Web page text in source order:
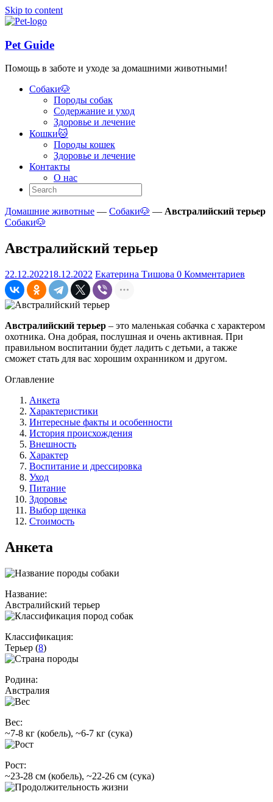
Skip to content
Pet Guide
Помощь в заботе и уходе за домашними животными!
Собаки🐶
Породы собак
Содержание и уход
Здоровье и лечение
Кошки🐱
Породы кошек
Здоровье и лечение
Контакты
О нас
Домашние животные — Собаки🐶 — Австралийский терьер
Собаки🐶
Австралийский терьер
22.12.202218.12.2022 Екатерина Тишова 0 Комментариев
Австралийский терьер – это маленькая собачка с характером
охотника. Она добрая, послушная и очень активная. При
правильном воспитании будет ладить с детьми, а также
сможет стать для вас хорошим охранником и другом.
Оглавление
Анкета
Характеристики
Интересные факты и особенности
История происхождения
Внешность
Характер
Воспитание и дрессировка
Уход
Питание
Здоровье
Выбор щенка
Стоимость
Анкета
Название:
Австралийский терьер
Классификация:
Терьер (8)
Родина:
Австралия
Вес:
~7-8 кг (кобель), ~6-7 кг (сука)
Рост:
~23-28 см (кобель), ~22-26 см (сука)